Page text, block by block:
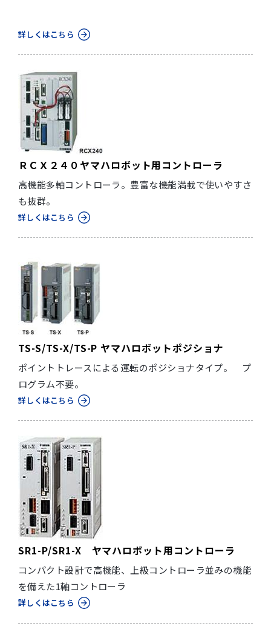
詳しくはこちら
ＲＣＸ２４０ヤマハロボット用コントローラ
高機能多軸コントローラ。豊富な機能満載で使いやすさ
も抜群。
詳しくはこちら
TS-S/TS-X/TS-P ヤマハロボットポジショナ
ポイントトレースによる運転のポジショナタイプ。 プ
ログラム不要。
詳しくはこちら
SR1-P/SR1-X ヤマハロボット用コントローラ
コンパクト設計で高機能、上級コントローラ並みの機能
を備えた1軸コントローラ
詳しくはこちら